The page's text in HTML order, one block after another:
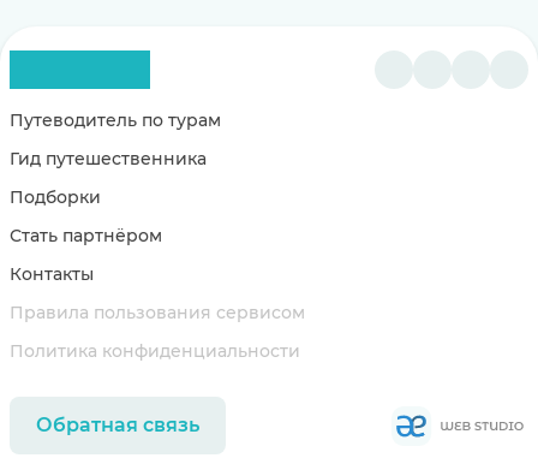
Путеводитель по турам
Гид путешественника
Подборки
Стать партнёром
Контакты
Правила пользования сервисом
Политика конфиденциальности
Обратная связь